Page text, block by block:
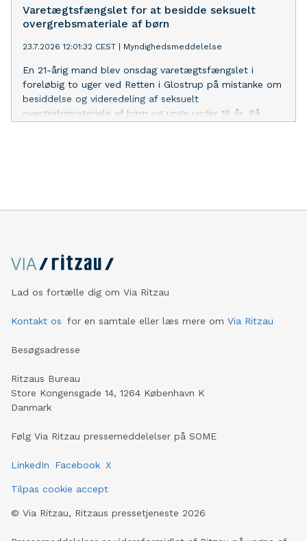
myndighedspersoner og frasnarret hævekort, smykker
eller kontanter. Lukkede døre. Efterforskningen
Varetægtsfængslet for at besidde seksuelt
overgrebsmateriale af børn
23.7.2026 12:01:32 CEST Myndighedsmeddelelse
En 21-årig mand blev onsdag varetægtsfængslet i
foreløbig to uger ved Retten i Glostrup på mistanke om
besiddelse og videredeling af seksuelt
overgrebsmateriale af børn og unge under 18 år. På
Lad os fortælle dig om Via Ritzau
Kontakt os for en samtale eller læs mere om Via Ritzau
Besøgsadresse
Ritzaus Bureau
Store Kongensgade 14, 1264 København K
Danmark
Følg Via Ritzau pressemeddelelser på SOME
LinkedIn Facebook X
Tilpas cookie accept
© Via Ritzau, Ritzaus pressetjeneste 2026